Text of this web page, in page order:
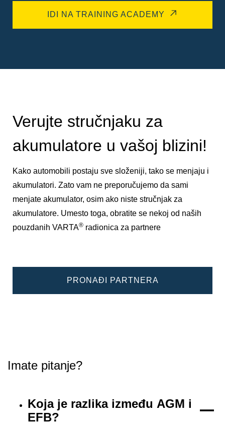
IDI NA TRAINING ACADEMY
Verujte stručnjaku za
akumulatore u vašoj blizini!
Kako automobili postaju sve složeniji, tako se menjaju i
akumulatori. Zato vam ne preporučujemo da sami
menjate akumulator, osim ako niste stručnjak za
akumulatore. Umesto toga, obratite se nekoj od naših
pouzdanih VARTA® radionica za partnere
PRONAĐI PARTNERA
Imate pitanje?
Koja je razlika između AGM i
EFB?